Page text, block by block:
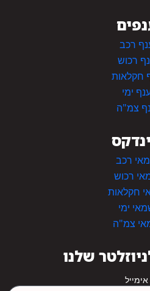
רכב
רכוש
חקלאות
ימי
צמ"ה
רכב
רכוש
חקלאות
ימי
צמ"ה
שלנו
אימייל